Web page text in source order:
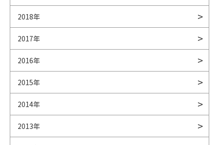
2018年
2017年
2016年
2015年
2014年
2013年